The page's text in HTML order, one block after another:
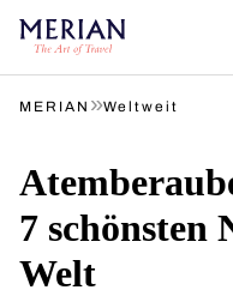
MERIAN »Weltweit
7 schönsten
Welt